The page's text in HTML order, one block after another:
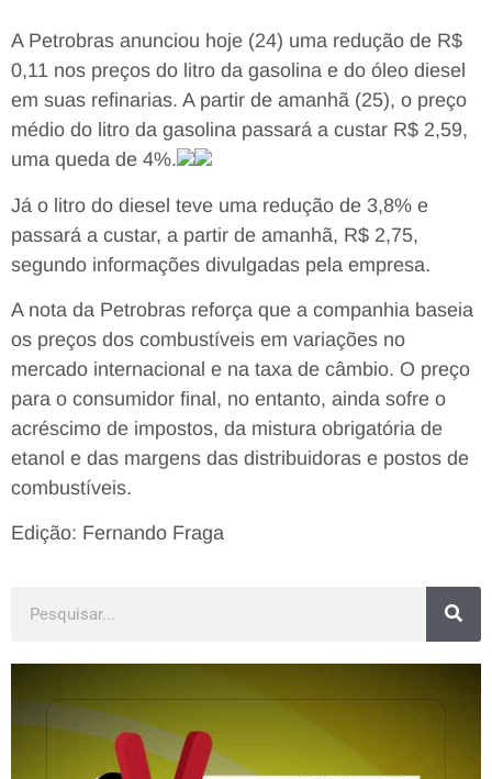
A Petrobras anunciou hoje (24) uma redução de R$
0,11 nos preços do litro da gasolina e do óleo diesel
em suas refinarias. A partir de amanhã (25), o preço
médio do litro da gasolina passará a custar R$ 2,59,
uma queda de 4%.
Já o litro do diesel teve uma redução de 3,8% e
passará a custar, a partir de amanhã, R$ 2,75,
segundo informações divulgadas pela empresa.
A nota da Petrobras reforça que a companhia baseia
os preços dos combustíveis em variações no
mercado internacional e na taxa de câmbio. O preço
para o consumidor final, no entanto, ainda sofre o
acréscimo de impostos, da mistura obrigatória de
etanol e das margens das distribuidoras e postos de
combustíveis.
Edição: Fernando Fraga